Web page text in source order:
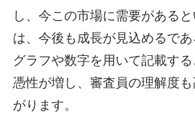
し、今この市場に需要がある
は、今後も成長が見込めるで
グラフや数字を用いて記載す
憑性が増し、審査員の理解度
がります。